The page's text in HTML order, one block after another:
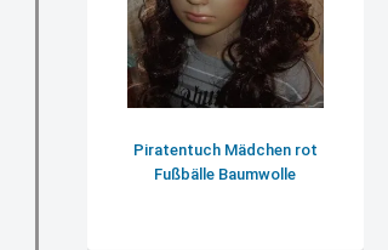
Piratentuch Mädchen rot
Fußbälle Baumwolle